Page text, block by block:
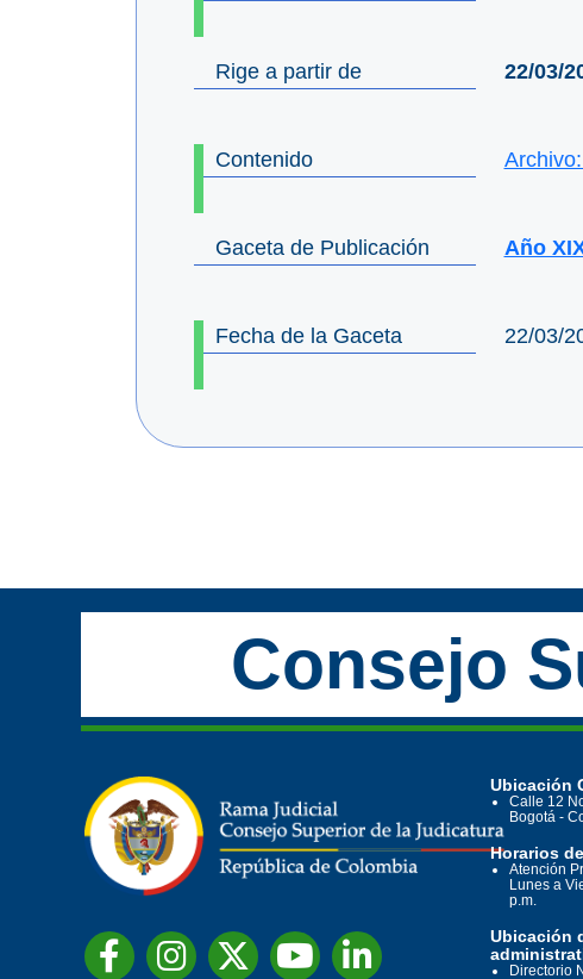
Rige a partir de 22/03/
Contenido
Gaceta de Publicación Año
Fecha de la Gaceta 22/03/
Consejo
Ubicación
Calle 12
Bogotá -
Horarios
Atención
Lunes a
p.m.
Ubicación
Directorio